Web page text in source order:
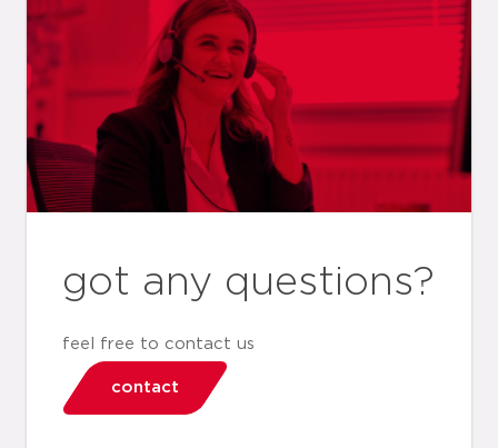
got any questions?
feel free to contact us
contact